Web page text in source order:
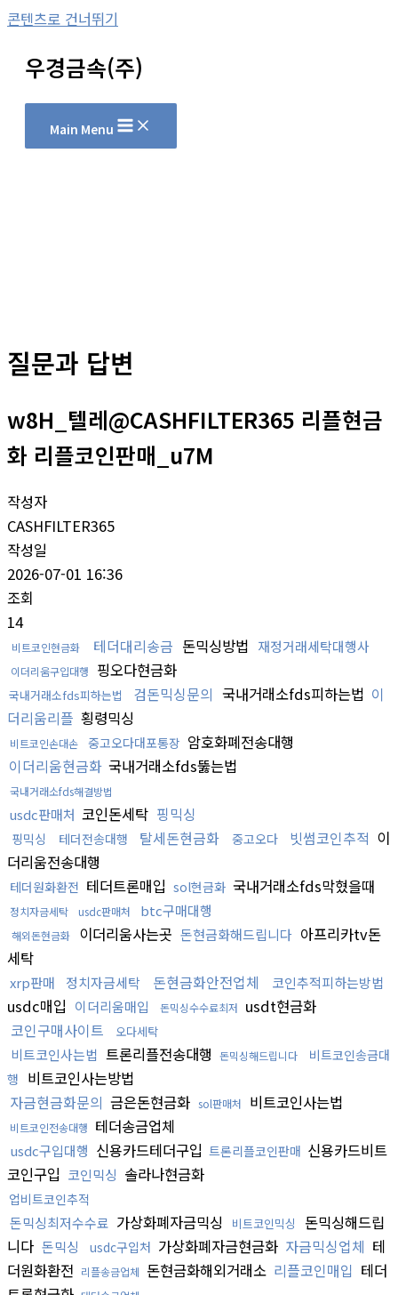
콘텐츠로 건너뛰기
우경금속(주)
Main Menu
질문과 답변
w8H_텔레@CASHFILTER365 리플현금
화 리플코인판매_u7M
작성자
CASHFILTER365
작성일
2026-07-01 16:36
조회
14
비트코인현금화 테더대리송금 돈믹싱방법 재정거래세탁대행사
이더리움구입대행 핑오다현금화
국내거래소fds피하는법 검돈믹싱문의 국내거래소fds피하는법 이
더리움리플 횡령믹싱
비트코인손대손 중고오다대포통장 암호화폐전송대행
이더리움현금화 국내거래소fds뚫는법
국내거래소fds해결방법
usdc판매처 코인돈세탁 핑믹싱
핑믹싱 테더전송대행 탈세돈현금화 중고오다 빗썸코인추적 이
더리움전송대행
테더원화환전 테더트론매입 sol현금화 국내거래소fds막혔을때
정치자금세탁 usdc판매처 btc구매대행
해외돈현금화 이더리움사는곳 돈현금화해드립니다 아프리카tv돈
세탁
xrp판매 정치자금세탁 돈현금화안전업체 코인추적피하는방법
usdc매입 이더리움매입 돈믹싱수수료최저 usdt현금화
코인구매사이트
오다세탁
비트코인사는법 트론리플전송대행 돈믹싱해드립니다
비트코인송금대
행 비트코인사는방법
자금현금화문의 금은돈현금화 sol판매처 비트코인사는법
비트코인전송대행 테더송금업체
usdc구입대행 신용카드테더구입 트론리플코인판매 신용카드비트
코인구입 코인믹싱 솔라나현금화
업비트코인추적
돈믹싱최저수수료 가상화폐자금믹싱 비트코인믹싱
돈믹싱해드립
니다 돈믹싱 usdc구입처 가상화폐자금현금화 자금믹싱업체 테
더원화환전 리플송금업체 돈현금화해외거래소 리플코인매입 테더